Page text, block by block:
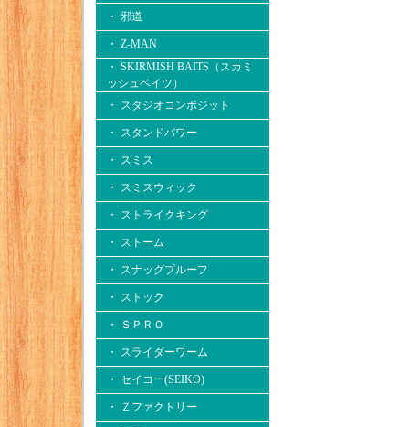
・ 邪道
・ Z-MAN
・ SKIRMISH BAITS（スカミ
ッシュベイツ）
・ スタジオコンポジット
・ スタンドパワー
・ スミス
・ スミスウィック
・ ストライクキング
・ ストーム
・ スナッグプルーフ
・ ストック
・ ＳＰＲＯ
・ スライダーワーム
・ セイコー(SEIKO)
・ Ｚファクトリー